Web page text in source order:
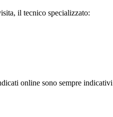
il tecnico specializzato:
online sono sempre